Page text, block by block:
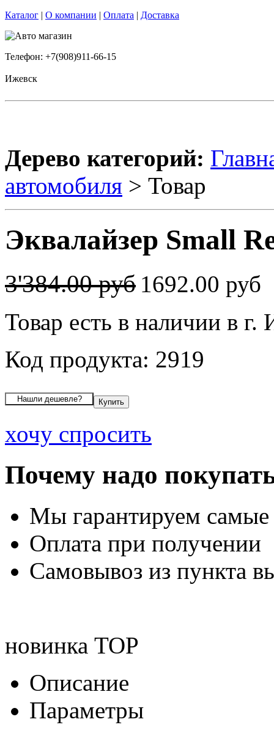
Каталог | О компании | Оплата | Доставка
Телефон: +7(908)911-66-15
Ижевск
Дерево категорий:
автомобиля > Товар
Эквалайзер Small
3'384.00 руб 1692.00 руб
Товар есть в наличии в г.
Код продукта: 2919
хочу спросить
Почему надо
Мы гарантируем
Оплата при получении
Самовывоз из пункта
новинка TOP
Описание
Параметры